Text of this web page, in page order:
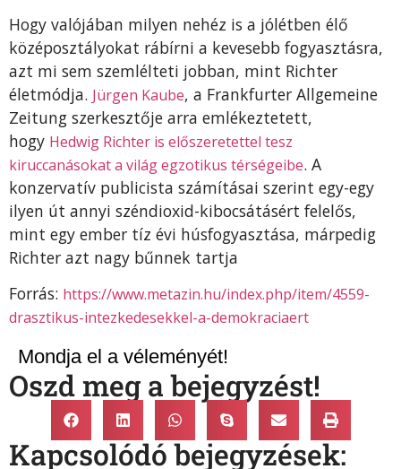
Hogy valójában milyen nehéz is a jólétben élő
középosztályokat rábírni a kevesebb fogyasztásra,
azt mi sem szemlélteti jobban, mint Richter
életmódja. Jürgen Kaube, a Frankfurter Allgemeine
Zeitung szerkesztője arra emlékeztetett,
hogy Hedwig Richter is előszeretettel tesz
kiruccanásokat a világ egzotikus térségeibe. A
konzervatív publicista számításai szerint egy-egy
ilyen út annyi széndioxid-kibocsátásért felelős,
mint egy ember tíz évi húsfogyasztása, márpedig
Richter azt nagy bűnnek tartja
Forrás: https://www.metazin.hu/index.php/item/4559-
drasztikus-intezkedesekkel-a-demokraciaert
Mondja el a véleményét!
Oszd meg a bejegyzést!
Kapcsolódó bejegyzések: